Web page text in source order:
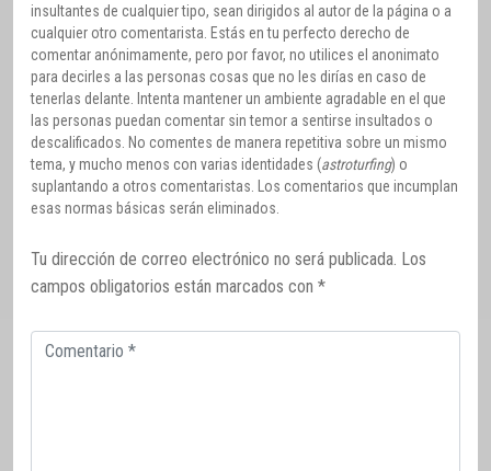
insultantes de cualquier tipo, sean dirigidos al autor de la página o a
cualquier otro comentarista. Estás en tu perfecto derecho de
comentar anónimamente, pero por favor, no utilices el anonimato
para decirles a las personas cosas que no les dirías en caso de
tenerlas delante. Intenta mantener un ambiente agradable en el que
las personas puedan comentar sin temor a sentirse insultados o
descalificados. No comentes de manera repetitiva sobre un mismo
tema, y mucho menos con varias identidades (astroturfing) o
suplantando a otros comentaristas. Los comentarios que incumplan
esas normas básicas serán eliminados.
Tu dirección de correo electrónico no será publicada. Los
campos obligatorios están marcados con *
Comentario